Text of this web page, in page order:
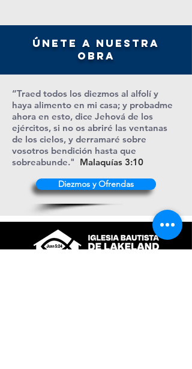
únete a nuestra
obra
“Traed todos los diezmos al alfolí y
haya alimento en mi casa; y probadme
ahora en esto, dice Jehová de los
ejércitos, si no os abriré las ventanas
de los cielos, y derramaré sobre
vosotros bendición hasta que
sobreabunde." Malaquías 3:10
Diezmos y Ofrendas